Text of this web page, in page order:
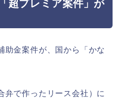
超プレミア案件」が
助金案件が、国から「かな
弁で作ったリース会社）に